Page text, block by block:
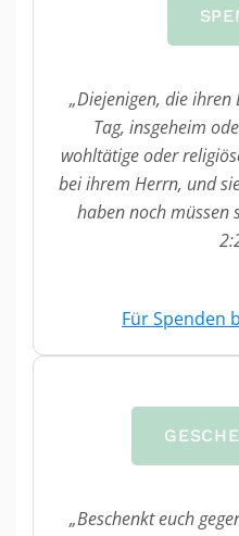
„Diejenigen, die
Tag, insgeheim
wohltätige oder
bei ihrem Herrn, und
haben noch müssen
Für Spenden
„Beschenkt euch